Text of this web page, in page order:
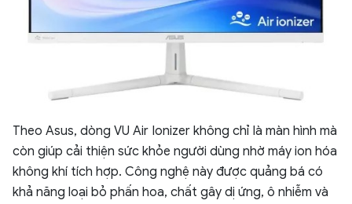
Theo Asus, dòng VU Air Ionizer không chỉ là màn hình mà
còn giúp cải thiện sức khỏe người dùng nhờ máy ion hóa
không khí tích hợp. Công nghệ này được quảng bá có
khả năng loại bỏ phấn hoa, chất gây dị ứng, ô nhiễm và